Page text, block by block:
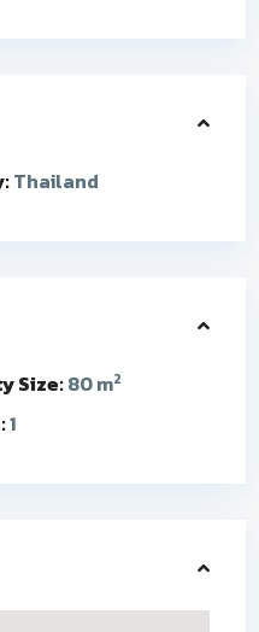
Thailand
Size:80 m2
1